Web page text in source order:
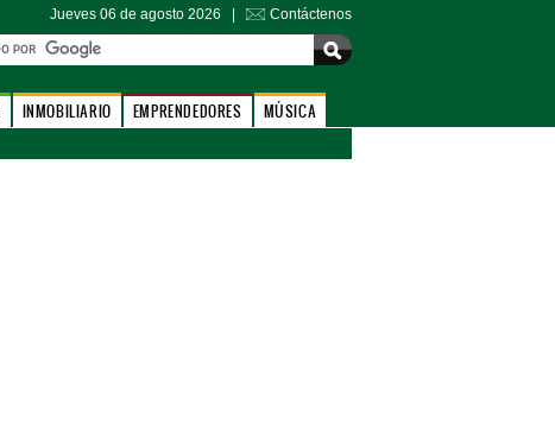
Jueves 06 de agosto 2026 | Contáctenos
INMOBILIARIO EMPRENDEDORES MÚSICA